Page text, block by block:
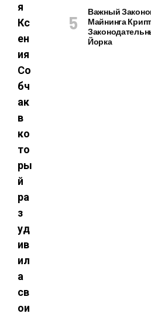
я
Кс
ен
ия
Со
бч
ак
в
ко
то
ры
й
ра
з
уд
ив
ил
а
св
ои
Важный
Майнинга
Йорка